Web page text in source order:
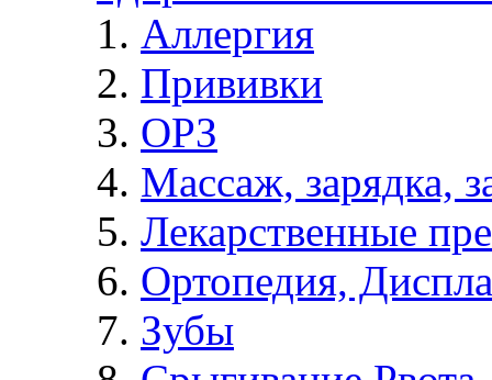
Аллергия
Прививки
ОРЗ
Массаж, зарядка,
Лекарственные
Ортопедия,
Зубы